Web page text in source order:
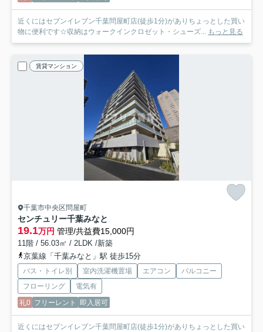
近くにはセブンイレブン千葉問屋町店(徒歩1分)がありちょっとした買い
物に便利です☆収納はウォークインクロゼット・シューズ... もっと見る
賃貸マンション
千葉市中央区問屋町
センチュリー千葉みなと
19.1万円 管理/共益費15,000円
11階 / 56.03㎡ / 2LDK /新築
京葉線「千葉みなと」駅 徒歩15分
バス・トイレ別 室内洗濯機置場 エアコン
バルコニー
フローリング
電気有
礼0 フリーレント 即入居可
近くにはセブンイレブン千葉問屋町店(徒歩1分)がありちょっとした買い